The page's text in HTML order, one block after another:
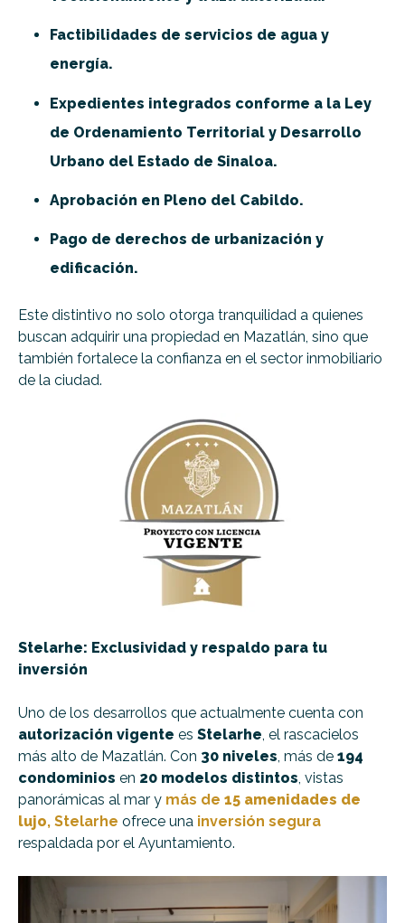
Factibilidades de servicios de agua y
energía.
Expedientes integrados conforme a la Ley
de Ordenamiento Territorial y Desarrollo
Urbano del Estado de Sinaloa.
Aprobación en Pleno del Cabildo.
Pago de derechos de urbanización y
edificación.
Este distintivo no solo otorga tranquilidad a quienes
buscan adquirir una propiedad en Mazatlán, sino que
también fortalece la confianza en el sector inmobiliario
de la ciudad.
Stelarhe: Exclusividad y respaldo para tu
inversión
Uno de los desarrollos que actualmente cuenta con
autorización vigente es Stelarhe, el rascacielos
más alto de Mazatlán. Con 30 niveles, más de 194
condominios en 20 modelos distintos, vistas
panorámicas al mar y más de 15 amenidades de
lujo, Stelarhe ofrece una inversión segura
respaldada por el Ayuntamiento.